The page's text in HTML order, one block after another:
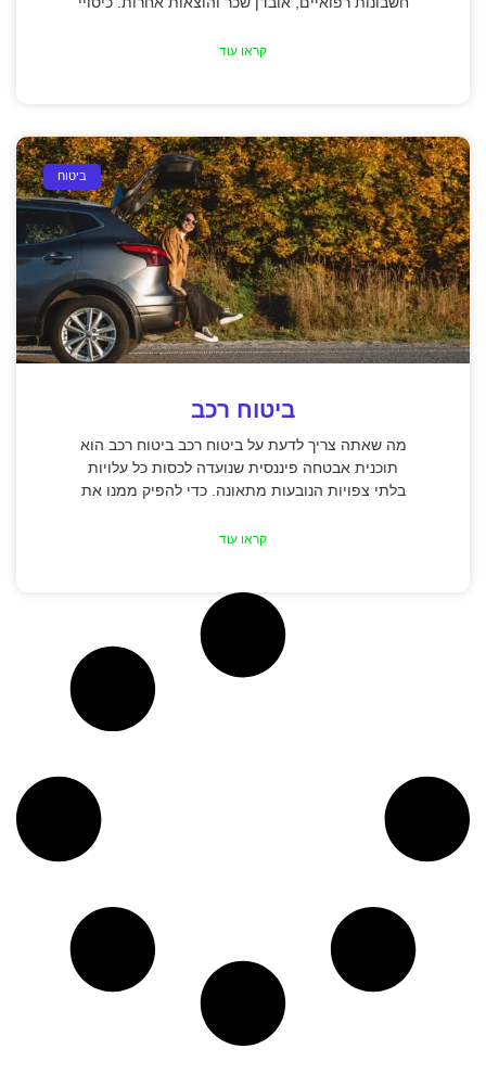
קראו עוד
ביטוח
ביטוח רכב
מה שאתה צריך לדעת על ביטוח רכב ביטוח רכב הוא
תוכנית אבטחה פיננסית שנועדה לכסות כל עלויות
בלתי צפויות הנובעות מתאונה. כדי להפיק ממנו את
קראו עוד